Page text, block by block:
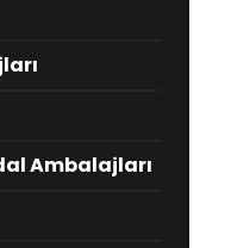
Ambalajları